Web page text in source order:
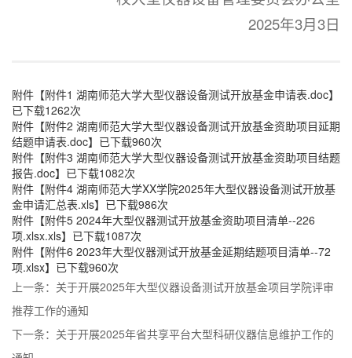
2025年3月3日
附件【附件1 湖南师范大学大型仪器设备测试开放基金申请表.doc】
已下载1262次
附件【附件2 湖南师范大学大型仪器设备测试开放基金资助项目延期
结题申请表.doc】已下载960次
附件【附件3 湖南师范大学大型仪器设备测试开放基金资助项目结题
报告.doc】已下载1082次
附件【附件4 湖南师范大学XX学院2025年大型仪器设备测试开放基
金申请汇总表.xls】已下载986次
附件【附件5 2024年大型仪器测试开放基金资助项目清单--226
项.xlsx.xls】已下载1087次
附件【附件6 2023年大型仪器测试开放基金延期结题项目清单--72
项.xlsx】已下载960次
上一条： 关于开展2025年大型仪器设备测试开放基金项目学院评审
推荐工作的通知
下一条： 关于开展2025年省共享平台大型科研仪器信息维护工作的